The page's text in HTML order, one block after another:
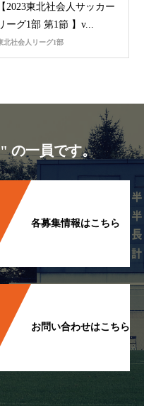
【2023東北社会人サッカー
ーグ1部 第1節 】v...
北社会人リーグ1部
の一員です。
各募集情報はこちら
お問い合わせはこちら